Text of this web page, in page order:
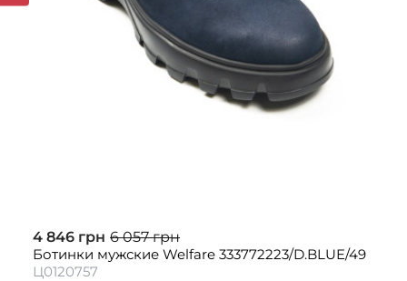
4 846 грн 6 057 грн
Ботинки мужские Welfare 333772223/D.BLUE/49
Ц0120757